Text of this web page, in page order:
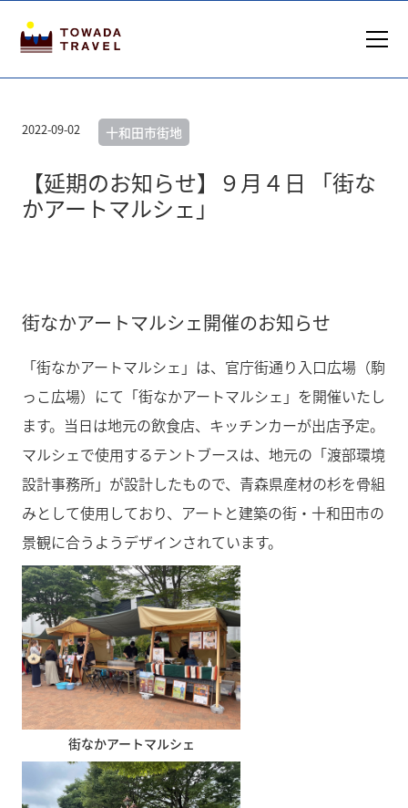
2022-09-02 十和田市街地
【延期のお知らせ】９月４日 「街な
かアートマルシェ」
街なかアートマルシェ開催のお知らせ
「街なかアートマルシェ」は、官庁街通り入口広場（駒
っこ広場）にて「街なかアートマルシェ」を開催いたし
ます。当日は地元の飲食店、キッチンカーが出店予定。
マルシェで使用するテントブースは、地元の「渡部環境
設計事務所」が設計したもので、青森県産材の杉を骨組
みとして使用しており、アートと建築の街・十和田市の
景観に合うようデザインされています。
街なかアートマルシェ